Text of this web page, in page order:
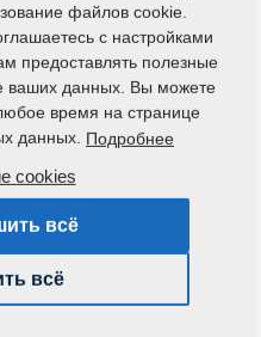
файлов cookie.
с настройками
предоставлять полезные
ваших данных. Вы можете
время на странице
данных. Подробнее
cookies
всё
всё